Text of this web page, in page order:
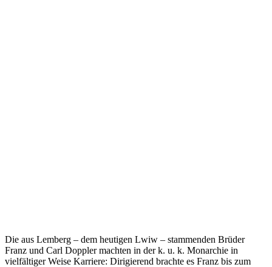
Die aus Lemberg – dem heutigen Lwiw – stammenden Brüder
Franz und Carl Doppler machten in der k. u. k. Monarchie in
vielfältiger Weise Karriere: Dirigierend brachte es Franz bis zum